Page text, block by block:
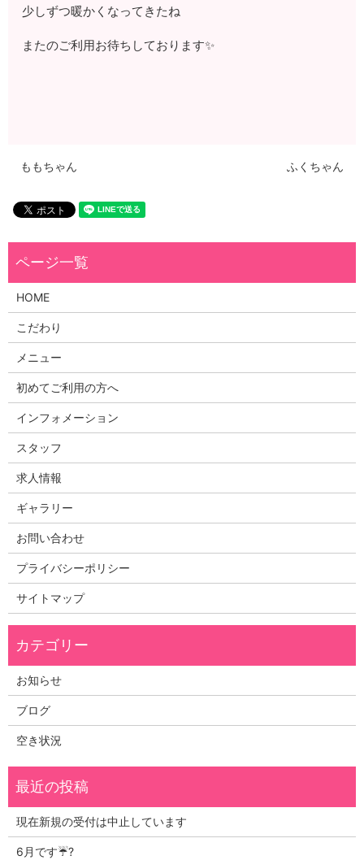
少しずつ暖かくなってきたね
またのご利用お待ちしております✨
ももちゃん ふくちゃん
HOME
こだわり
メニュー
初めてご利用の方へ
インフォメーション
スタッフ
求人情報
ギャラリー
お問い合わせ
プライバシーポリシー
サイトマップ
お知らせ
ブログ
空き状況
現在新規の受付は中止しています
6月です☔?